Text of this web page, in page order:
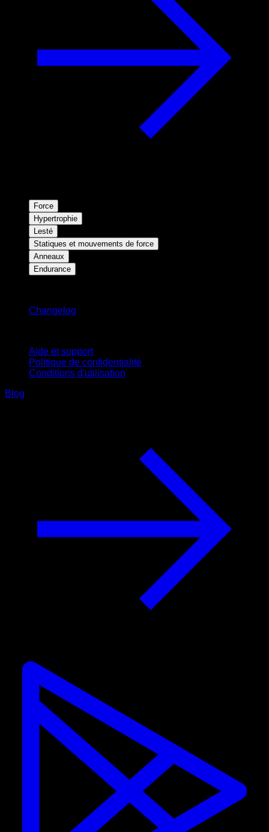
Force
Hypertrophie
Lesté
Statiques et mouvements de force
Anneaux
Endurance
Changelog
Aide et support
Politique de confidentialité
Conditions d'utilisation
Blog